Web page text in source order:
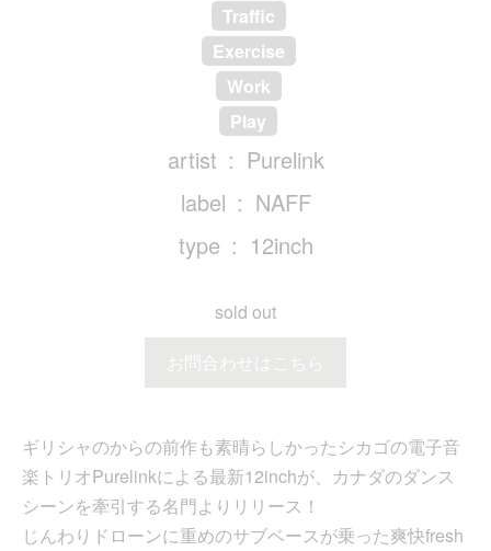
Traffic
Exercise
Work
Play
artist
Purelink
label
NAFF
type
12inch
sold out
お問合わせはこちら
ギリシャのからの前作も素晴らしかったシカゴの電子音
楽トリオPurelinkによる最新12inchが、カナダのダンス
シーンを牽引する名門よりリリース！
じんわりドローンに重めのサブベースが乗った爽快fresh